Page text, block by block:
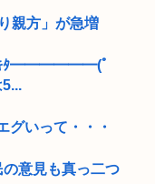
親方」が急増
ｷﾀ━━━━━━(ﾟ
グいって・・・
の意見も真っ二つ